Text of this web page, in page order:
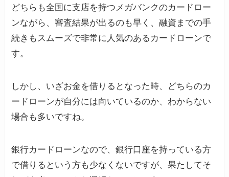
どちらも全国に支店を持つメガバンクのカードロー
ンながら、審査結果が出るのも早く、融資までの手
続きもスムーズで非常に人気のあるカードローンで
す。
しかし、いざお金を借りるとなった時、どちらのカ
ードローンが自分には向いているのか、わからない
場合も多いですね。
銀行カードローンなので、銀行口座を持っている方
で借りるという方も少なくないですが、果たしてそ